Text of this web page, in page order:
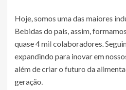
Hoje, somos uma das maiores
Bebidas do país, assim,
quase 4 mil colaboradores.
expandindo para inovar em
além de criar o futuro da
geração.